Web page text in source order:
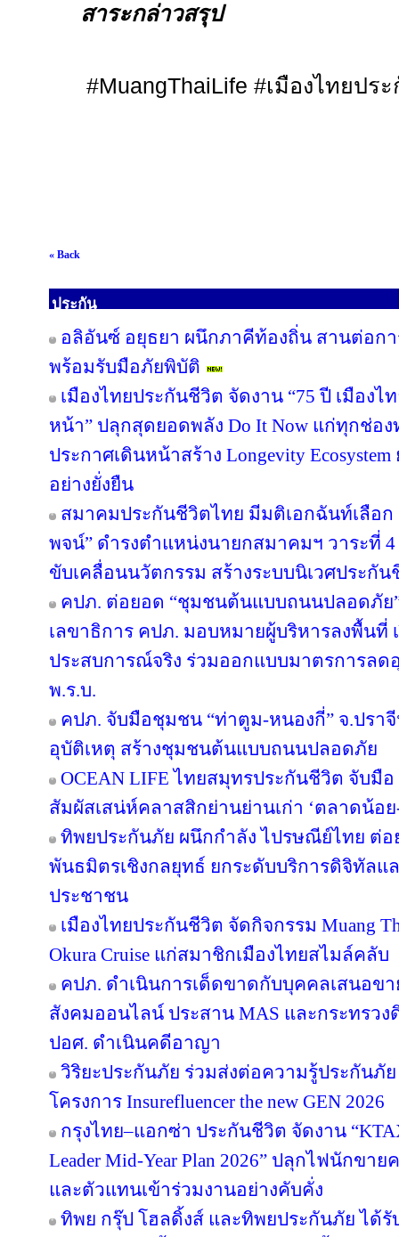
สาระกล่าวสรุป
#MuangThaiLife #เมืองไทยปร
« Back
ประกัน
อลิอันซ์ อยุธยา ผนึกภาคีท้องถิ่น สานต่อก
พร้อมรับมือภัยพิบัติ
เมืองไทยประกันชีวิต จัดงาน “75 ปี เมือง
หน้า” ปลุกสุดยอดพลัง Do It Now แก่ทุกช่อ
ประกาศเดินหน้าสร้าง Longevity
อย่างยั่งยืน
สมาคมประกันชีวิตไทย มีมติเอกฉันท์เลือ
พจน์” ดำรงตำแหน่งนายกสมาคมฯ วาระที่
ขับเคลื่อนนวัตกรรม สร้างระบบนิเวศประกัน
คปภ. ต่อยอด “ชุมชนต้นแบบถนนปลอดภัย
เลขาธิการ คปภ. มอบหมายผู้บริหารลงพื้นที่
ประสบการณ์จริง ร่วมออกแบบมาตรการลด
พ.ร.บ.
คปภ. จับมือชุมชน “ท่าตูม-หนองกี่” จ.ปรา
อุบัติเหตุ สร้างชุมชนต้นแบบถนนปลอดภัย
OCEAN LIFE ไทยสมุทรประกันชีวิต จับมือ
สัมผัสเสน่ห์คลาสสิกย่านย่านเก่า ‘ตลาดน้อย
ทิพยประกันภัย ผนึกกำลัง ไปรษณีย์ไทย ต่
พันธมิตรเชิงกลยุทธ์ ยกระดับบริการดิจิทัลแ
ประชาชน
เมืองไทยประกันชีวิต จัดกิจกรรม Muang
Okura Cruise แก่สมาชิกเมืองไทยสไมล์คลับ
คปภ. ดำเนินการเด็ดขาดกับบุคคลเสนอข
สังคมออนไลน์ ประสาน MAS และกระทรวง
ปอศ. ดำเนินคดีอาญา
วิริยะประกันภัย ร่วมส่งต่อความรู้ประกันภั
โครงการ Insurefluencer the new GEN 2026
กรุงไทย–แอกซ่า ประกันชีวิต จัดงาน
Leader Mid-Year Plan 2026” ปลุกไฟนักขา
และตัวแทนเข้าร่วมงานอย่างคับคั่ง
ทิพย กรุ๊ป โฮลดิ้งส์ และทิพยประกันภัย ได้รั